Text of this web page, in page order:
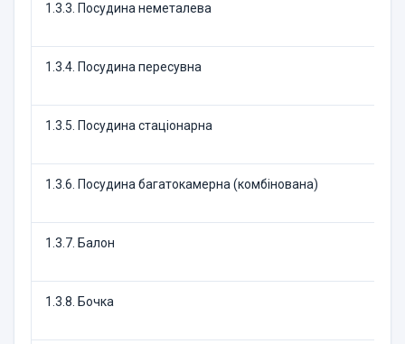
1.3.3. Посудина неметалева
1.3.4. Посудина пересувна
1.3.5. Посудина стаціонарна
1.3.6. Посудина багатокамерна (комбінована)
1.3.7. Балон
1.3.8. Бочка